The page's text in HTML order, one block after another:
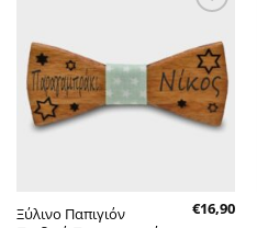
στην λίστα
επιθυμητών
Ξύλινο Παπιγιόν
€16,90